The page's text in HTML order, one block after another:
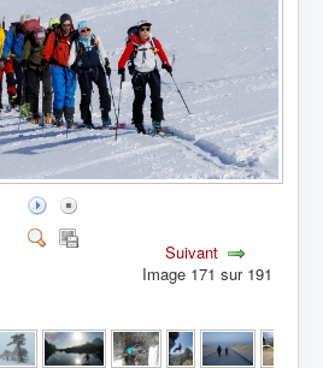
Suivant
Image 171 sur 191